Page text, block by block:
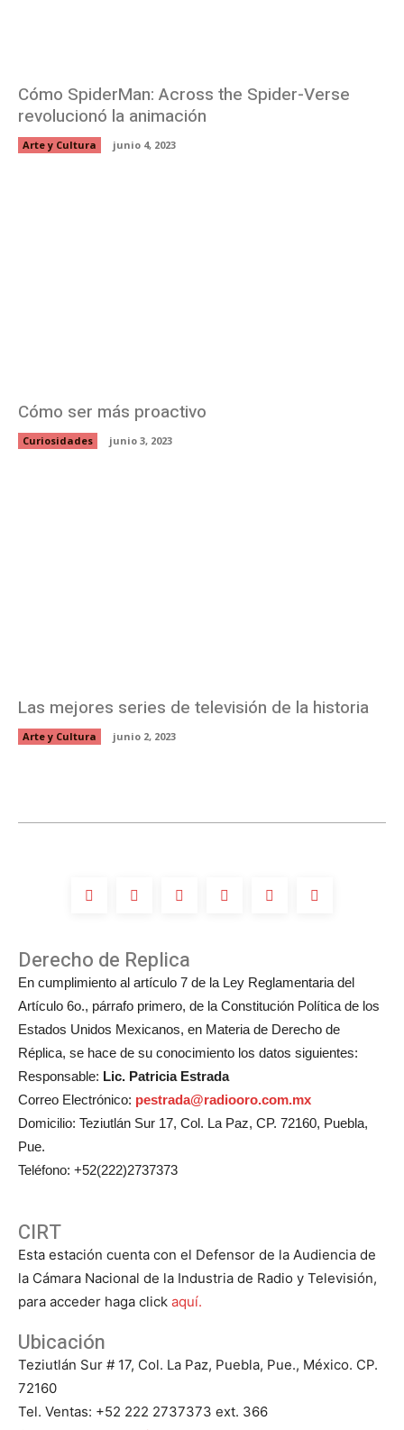
Cómo SpiderMan: Across the Spider-Verse
revolucionó la animación
Arte y Cultura junio 4, 2023
Cómo ser más proactivo
Curiosidades junio 3, 2023
Las mejores series de televisión de la historia
Arte y Cultura junio 2, 2023
Derecho de Replica
En cumplimiento al artículo 7 de la Ley Reglamentaria del
Artículo 6o., párrafo primero, de la Constitución Política de los
Estados Unidos Mexicanos, en Materia de Derecho de
Réplica, se hace de su conocimiento los datos siguientes:
Responsable: Lic. Patricia Estrada
Correo Electrónico: pestrada@radiooro.com.mx
Domicilio: Teziutlán Sur 17, Col. La Paz, CP. 72160, Puebla,
Pue.
Teléfono: +52(222)2737373
CIRT
Esta estación cuenta con el Defensor de la Audiencia de
la Cámara Nacional de la Industria de Radio y Televisión,
para acceder haga click aquí.
Ubicación
Teziutlán Sur # 17, Col. La Paz, Puebla, Pue., México. CP.
72160
Tel. Ventas: +52 222 2737373 ext. 366